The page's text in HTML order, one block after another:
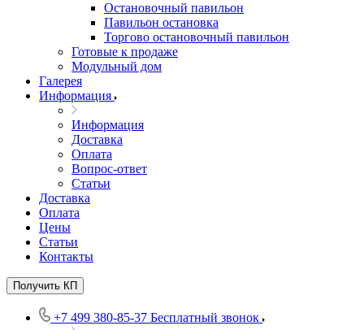
Остановочный павильон
Павильон остановка
Торгово остановочный павильон
Готовые к продаже
Модульный дом
Галерея
Информация
Информация
Доставка
Оплата
Вопрос-ответ
Статьи
Доставка
Оплата
Цены
Статьи
Контакты
Получить КП
+7 499 380-85-37 Бесплатный звонок